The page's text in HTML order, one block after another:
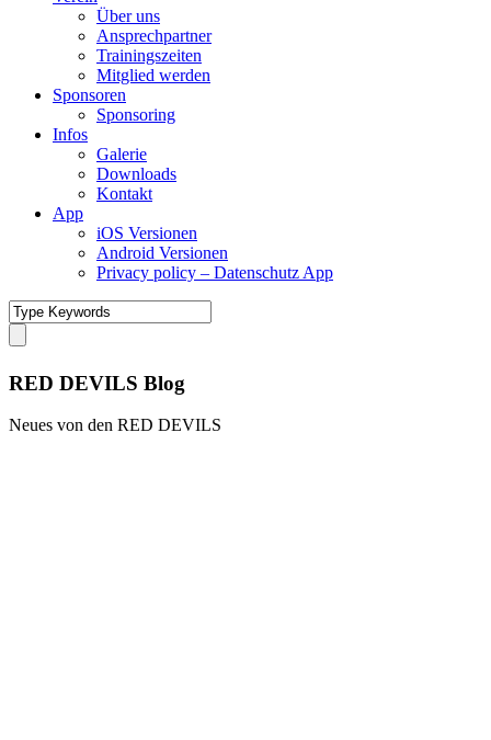
Über uns
Ansprechpartner
Trainingszeiten
Mitglied werden
Sponsoren
Sponsoring
Infos
Galerie
Downloads
Kontakt
App
iOS Versionen
Android Versionen
Privacy policy – Datenschutz App
RED DEVILS Blog
Neues von den RED DEVILS